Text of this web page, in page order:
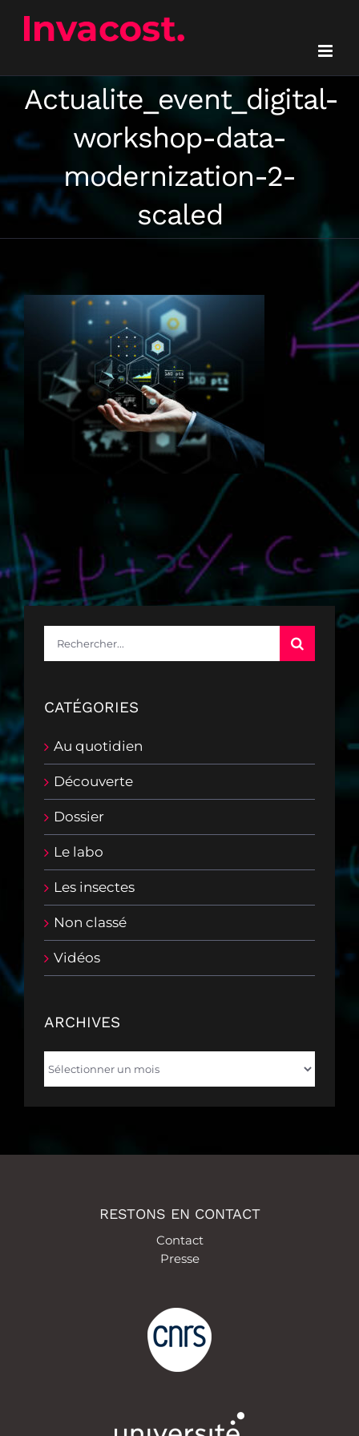
contenu
Actualite_event_digital-
workshop-data-
modernization-2-
scaled
CATÉGORIES
Au quotidien
Découverte
Dossier
Le labo
Les insectes
Non classé
Vidéos
ARCHIVES
RESTONS EN CONTACT
Contact
Presse